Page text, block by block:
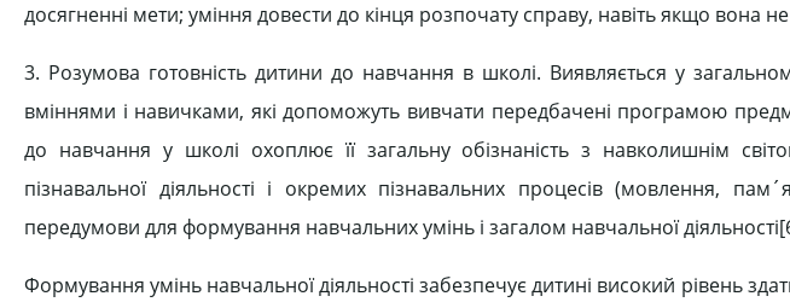
досягненні мети; уміння довести до кінця розпочату справу, навіть якщо вона
3. Розумова готовність дитини до навчання в школі. Виявляється у
вміннями і навичками, які допоможуть вивчати передбачені програмою
до навчання у школі охоплює її загальну обізнаність з навколишнім
пізнавальної діяльності і окремих пізнавальних процесів (мовлення,
передумови для формування навчальних умінь і загалом навчальної
Формування умінь навчальної діяльності забезпечує дитині високий рівень